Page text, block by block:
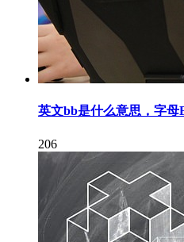
英文bb是什么意思，字母
206